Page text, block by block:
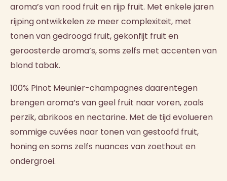
aroma’s van rood fruit en rijp fruit. Met enkele jaren
rijping ontwikkelen ze meer complexiteit, met
tonen van gedroogd fruit, gekonfijt fruit en
geroosterde aroma’s, soms zelfs met accenten van
blond tabak.
100% Pinot Meunier-champagnes daarentegen
brengen aroma’s van geel fruit naar voren, zoals
perzik, abrikoos en nectarine. Met de tijd evolueren
sommige cuvées naar tonen van gestoofd fruit,
honing en soms zelfs nuances van zoethout en
ondergroei.